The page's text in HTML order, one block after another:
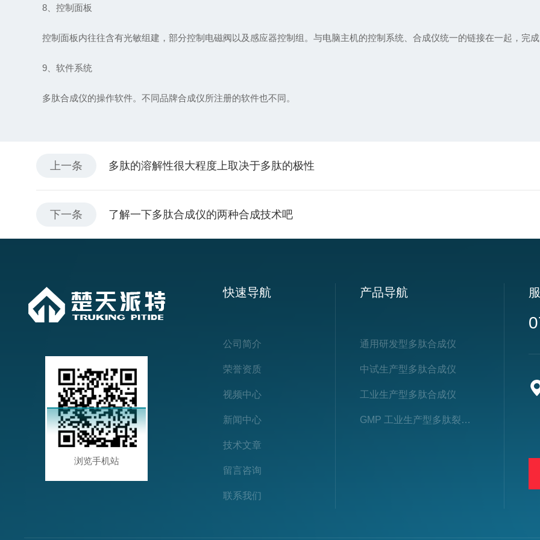
8、控制面板
控制面板内往往含有光敏组建，部分控制电磁阀以及感应器控制组。与电脑主机的控制系统、合成仪统一的链接在一起，完成
9、软件系统
多肽合成仪的操作软件。不同品牌合成仪所注册的软件也不同。
上一条 多肽的溶解性很大程度上取决于多肽的极性
下一条 了解一下多肽合成仪的两种合成技术吧
浏览手机站
快速导航
公司简介
荣誉资质
视频中心
新闻中心
技术文章
留言咨询
联系我们
产品导航
通用研发型多肽合成仪
中试生产型多肽合成仪
工业生产型多肽合成仪
GMP 工业生产型多肽裂解仪